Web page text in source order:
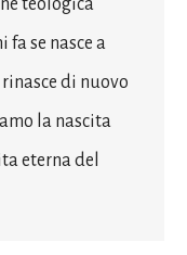
fa se nasce a
di nuovo
la nascita
eterna del